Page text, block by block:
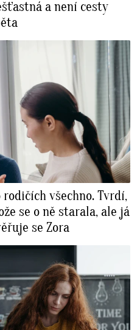
a není cesty
všechno. Tvrdí,
se o ně starala, ale já
se Zora